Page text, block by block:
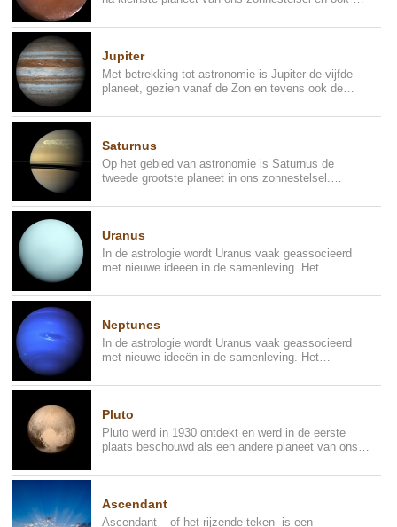
Jupiter
Met betrekking tot astronomie is Jupiter de vijfde
planeet, gezien vanaf de Zon en tevens ook de
Saturnus
Op het gebied van astronomie is Saturnus de
tweede grootste planeet in ons zonnestelsel.
Uranus
In de astrologie wordt Uranus vaak geassocieerd
met nieuwe ideeën in de samenleving. Het
Neptunes
In de astrologie wordt Uranus vaak geassocieerd
met nieuwe ideeën in de samenleving. Het
Pluto
Pluto werd in 1930 ontdekt en werd in de eerste
plaats beschouwd als een andere planeet van ons
Ascendant
Ascendant – of het rijzende teken- is een